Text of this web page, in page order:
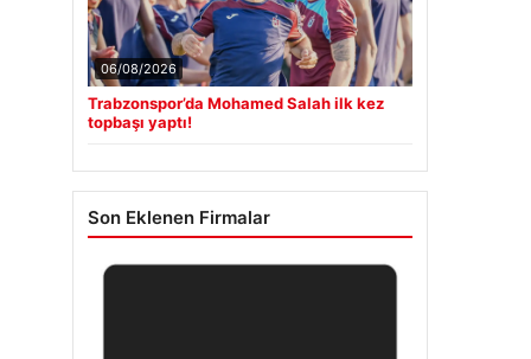
06/08/2026
Trabzonspor’da Mohamed Salah ilk kez
topbaşı yaptı!
Son Eklenen Firmalar